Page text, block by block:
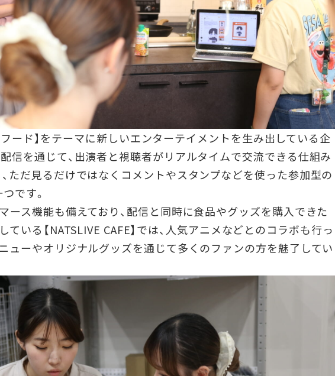
フード】をテーマに新しいエンターテイメントを生み出している企
信を通じて、出演者と視聴者がリアルタイムで交流できる仕組み
ただ見るだけではなくコメントやスタンプなどを使った参加型の
です。
ース機能も備えており、配信と同時に食品やグッズを購入できた
ている【NATSLIVE CAFE】では、人気アニメなどとのコラボも行っ
ューやオリジナルグッズを通じて多くのファンの方を魅了してい